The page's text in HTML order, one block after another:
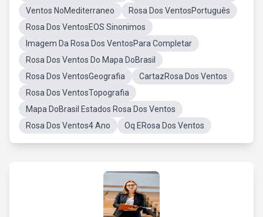
Ventos NoMediterraneo
Rosa Dos VentosPortuguês
Rosa Dos VentosEOS Sinonimos
Imagem Da Rosa Dos VentosPara Completar
Rosa Dos Ventos Do Mapa DoBrasil
Rosa Dos VentosGeografia
CartazRosa Dos Ventos
Rosa Dos VentosTopografia
Mapa DoBrasil Estados Rosa Dos Ventos
Rosa Dos Ventos4 Ano
Oq ERosa Dos Ventos